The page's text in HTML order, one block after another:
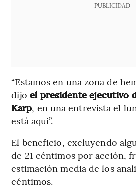
PUBLICIDAD
“Estamos en una zona de
dijo el presidente ejecutivo
Karp, en una entrevista el
está aquí”.
El beneficio, excluyendo
de 21 céntimos por acción,
estimación media de los
céntimos.